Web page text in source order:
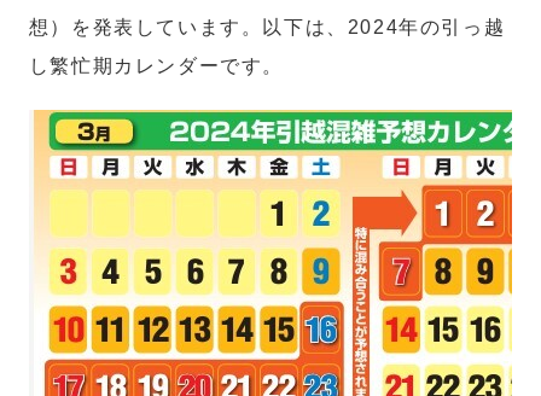
想）を発表しています。以下は、2024年の引っ越
し繁忙期カレンダーです。